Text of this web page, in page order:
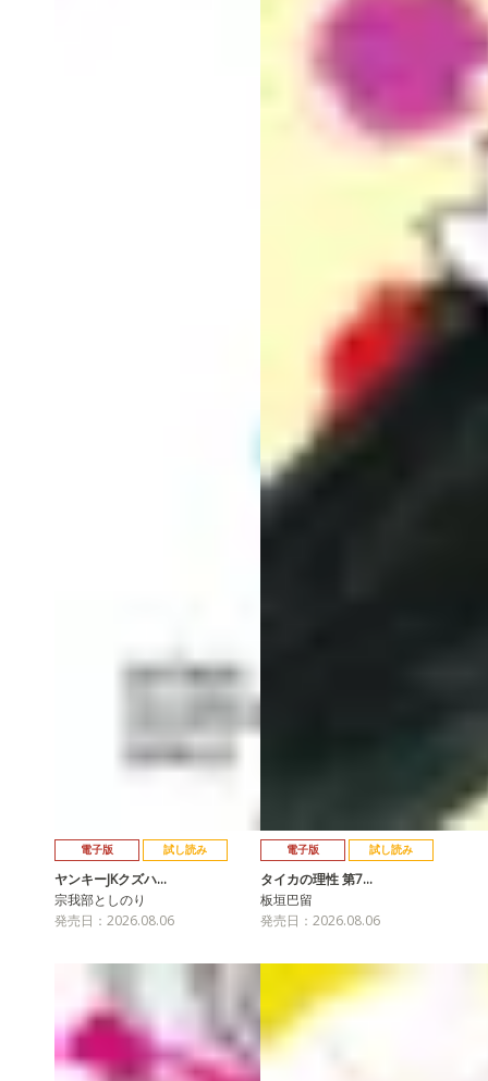
電子版 試し読み
ヤンキーJKクズハ…
宗我部としのり
発売日：2026.08.06
電子版 試し読み
タイカの理性 第7…
板垣巴留
発売日：2026.08.06